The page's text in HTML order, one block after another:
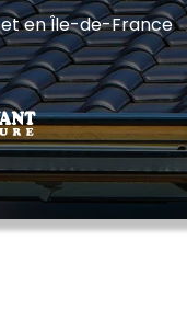
et en Île-de-